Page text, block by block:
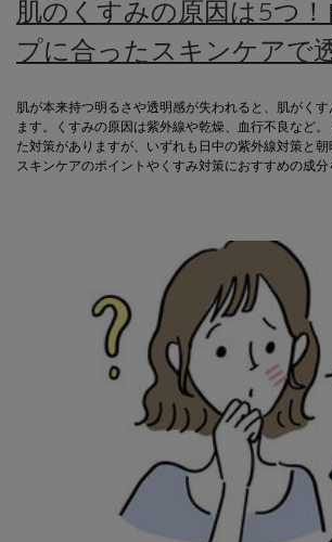
肌のくすみの原因は5つ！
プに合ったスキンケアで
肌が本来持つ明るさや透明感が失われると、肌がくす
ます。くすみの原因は紫外線や乾燥、血行不良など
た対策がありますが、いずれも日中の紫外線対策と朝
スキンケアのポイントやくすみ対策におすすめの成分